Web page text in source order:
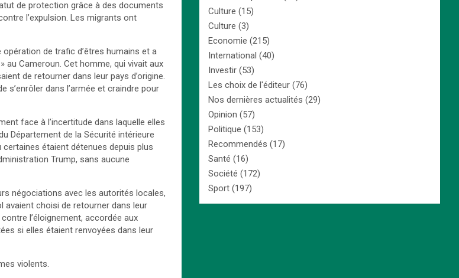
de protection grâce à des documents
l’expulsion. Les migrants ont
de trafic d’êtres humains et a
Cameroun. Cet homme, qui vivait aux
de retourner dans leur pays d’origine.
s’enrôler dans l’armée et craindre pour
face à l’incertitude dans laquelle elles
Département de la Sécurité intérieure
étaient détenues depuis plus
Trump, sans aucune
négociations avec les autorités locales,
avaient choisi de retourner dans leur
l’éloignement, accordée aux
si elles étaient renvoyées dans leur
violents.
Culture (15)
Culture (3)
Economie (215)
International (40)
Investir (53)
Les choix de l'éditeur (76)
Nos dernières actualités (29)
Opinion (57)
Politique (153)
Recommendés (17)
Santé (16)
Société (172)
Sport (197)